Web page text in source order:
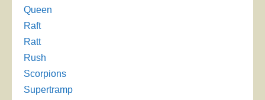
Queen
Raft
Ratt
Rush
Scorpions
Supertramp